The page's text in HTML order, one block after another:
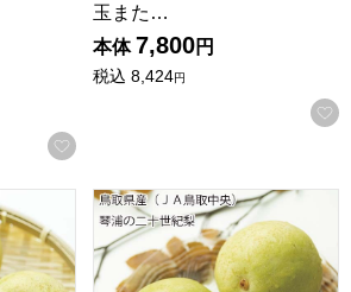
点中）
お気に入りに登録する
玉また…
本体 7,800円
税込 8,424円
)米子・あいみの二十世紀梨 赤秀5kg
鳥取県産(JA鳥取中央)琴浦の